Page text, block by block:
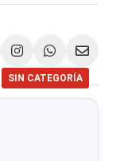
SIN CATEGORÍA